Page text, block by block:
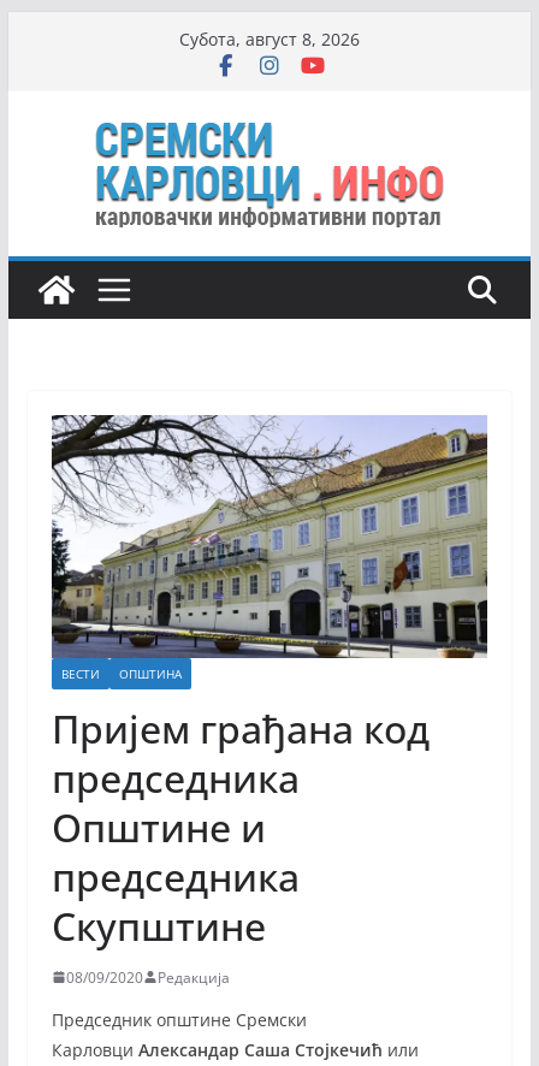
Субота, август 8, 2026
ВЕСТИ ОПШТИНА
Пријем грађана код
председника
Општине и
председника
Скупштине
08/09/2020 Редакција
Председник општине Сремски
Карловци Александар Саша Стојкечић или